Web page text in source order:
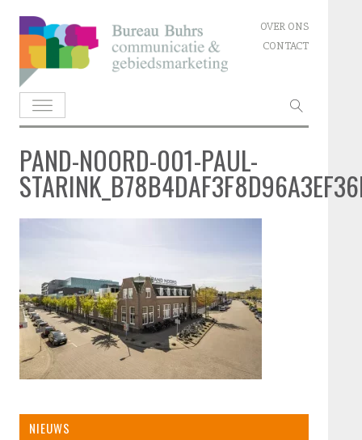
Skip
to
content
OVER ONS
CONTACT
PAND-NOORD-001-PAUL-
NIEUWS